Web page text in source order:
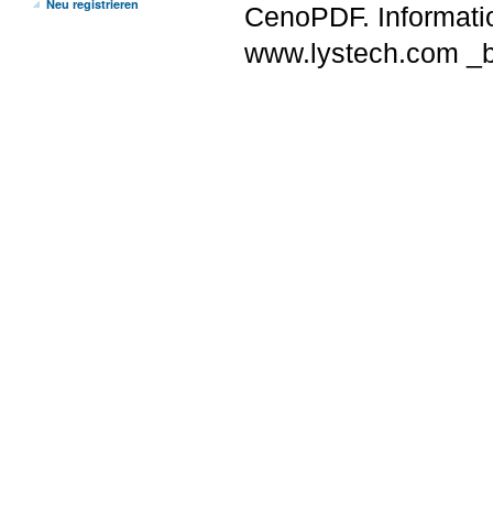
Neu registrieren
CenoPDF.
www.lystech.com